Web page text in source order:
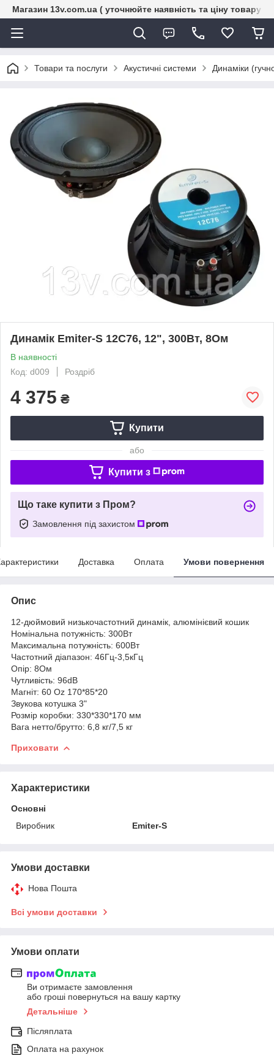
Магазин 13v.com.ua ( уточнюйте наявність та ціну товару
Товари та послуги Акустичні системи Динаміки
Динамік Emiter-S 12C76, 12", 300Вт, 8Ом
В наявності
Код: d009
Роздріб
4 375 ₴
Купити
або
Купити з
Що таке купити з Пром?
Замовлення під захистом
Доставка Оплата Умови повернення
Опис
12-дюймовий низькочастотний динамік, алюмінієвий кошик
Номінальна потужність: 300Вт
Максимальна потужність: 600Вт
Частотний діапазон: 46Гц-3,5кГц
Опір: 8Ом
Чутливість: 96dB
Магніт: 60 Oz 170*85*20
Звукова котушка 3"
Розмір коробки: 330*330*170 мм
Вага нетто/брутто: 6,8 кг/7,5 кг
Приховати
Характеристики
Основні
Виробник
Emiter-S
Умови доставки
Нова Пошта
Всі умови доставки
Умови оплати
Ви отримаєте замовлення
або гроші повернуться на вашу картку
Детальніше
Післяплата
Оплата на рахунок